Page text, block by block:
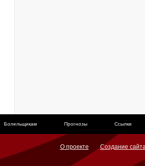
Болельщикам Прогнозы Ссылки
О проекте Создание